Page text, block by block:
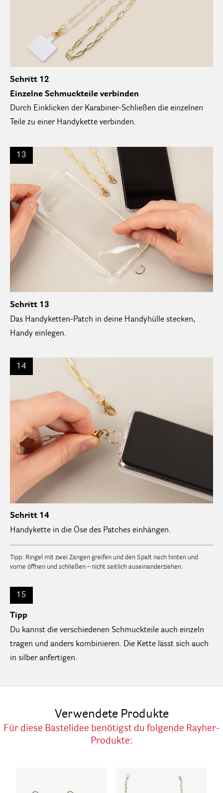
Schritt 12
Einzelne Schmuckteile verbinden
Durch Einklicken der Karabiner-Schließen die einzelnen
Teile zu einer Handykette verbinden.
13
Schritt 13
Das Handyketten-Patch in deine Handyhülle stecken,
Handy einlegen.
14
Schritt 14
Handykette in die Öse des Patches einhängen.
Tipp: Ringel mit zwei Zangen greifen und den Spalt nach hinten und
vorne öffnen und schließen – nicht seitlich auseinanderziehen.
15
Tipp
Du kannst die verschiedenen Schmuckteile auch einzeln
tragen und anders kombinieren. Die Kette lässt sich auch
in silber anfertigen.
Verwendete Produkte
Für diese Bastelidee benötigst du folgende Rayher-
Produkte: